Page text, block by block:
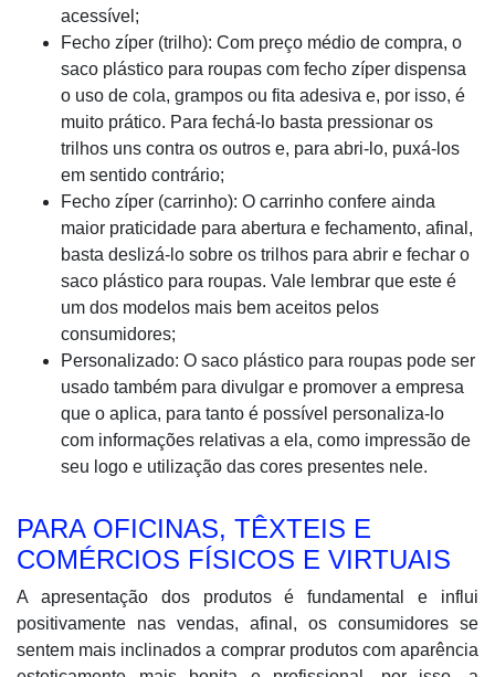
acessível;
Fecho zíper (trilho): Com preço médio de compra, o
saco plástico para roupas com fecho zíper dispensa
o uso de cola, grampos ou fita adesiva e, por isso, é
muito prático. Para fechá-lo basta pressionar os
trilhos uns contra os outros e, para abri-lo, puxá-los
em sentido contrário;
Fecho zíper (carrinho): O carrinho confere ainda
maior praticidade para abertura e fechamento, afinal,
basta deslizá-lo sobre os trilhos para abrir e fechar o
saco plástico para roupas. Vale lembrar que este é
um dos modelos mais bem aceitos pelos
consumidores;
Personalizado: O saco plástico para roupas pode ser
usado também para divulgar e promover a empresa
que o aplica, para tanto é possível personaliza-lo
com informações relativas a ela, como impressão de
seu logo e utilização das cores presentes nele.
PARA OFICINAS, TÊXTEIS E
COMÉRCIOS FÍSICOS E VIRTUAIS
A apresentação dos produtos é fundamental e influi
positivamente nas vendas, afinal, os consumidores se
sentem mais inclinados a comprar produtos com aparência